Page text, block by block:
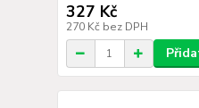
327 Kč
270 Kč bez DPH